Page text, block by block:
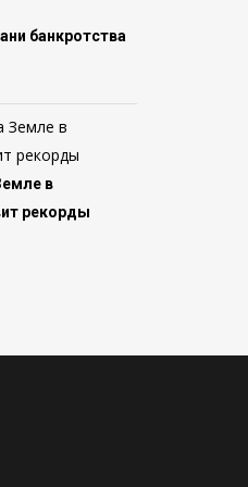
банкротства
в
рекорды